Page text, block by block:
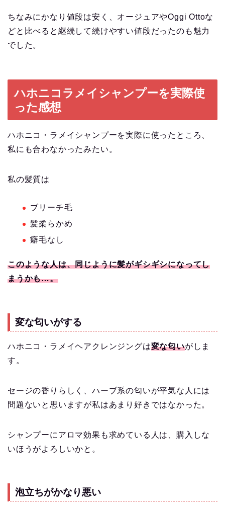
ちなみにかなり値段は安く、オージュアやOggi Ottoな
どと比べると継続して続けやすい値段だったのも魅力
でした。
ハホニコラメイシャンプーを実際使
った感想
ハホニコ・ラメイシャンプーを実際に使ったところ、
私にも合わなかったみたい。
私の髪質は
ブリーチ毛
髪柔らかめ
癖毛なし
このような人は、同じように髪がギシギシになってし
まうかも…。
変な匂いがする
ハホニコ・ラメイヘアクレンジングは変な匂いがしま
す。
セージの香りらしく、ハーブ系の匂いが平気な人には
問題ないと思いますが私はあまり好きではなかった。
シャンプーにアロマ効果も求めている人は、購入しな
いほうがよろしいかと。
泡立ちがかなり悪い